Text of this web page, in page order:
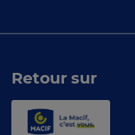
Retour sur